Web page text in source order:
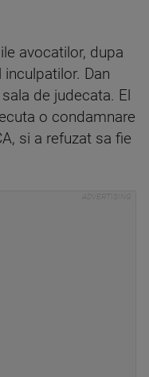
avocatilor, dupa
Dan
de judecata. El
o condamnare
si a refuzat sa fie